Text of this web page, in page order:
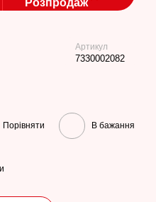
Артикул
7330002082
Порівняти В бажання